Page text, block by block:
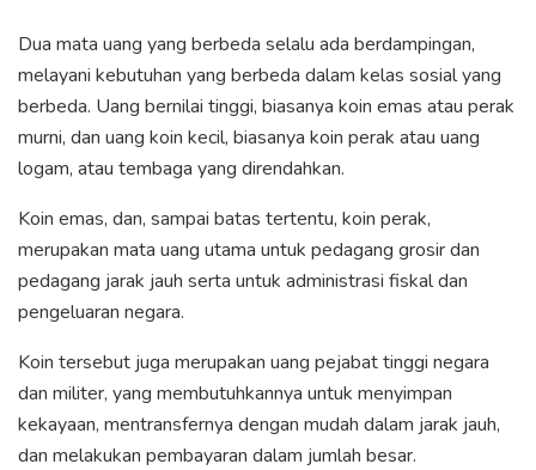
Dua mata uang yang berbeda selalu ada berdampingan,
melayani kebutuhan yang berbeda dalam kelas sosial yang
berbeda. Uang bernilai tinggi, biasanya koin emas atau perak
murni, dan uang koin kecil, biasanya koin perak atau uang
logam, atau tembaga yang direndahkan.
Koin emas, dan, sampai batas tertentu, koin perak,
merupakan mata uang utama untuk pedagang grosir dan
pedagang jarak jauh serta untuk administrasi fiskal dan
pengeluaran negara.
Koin tersebut juga merupakan uang pejabat tinggi negara
dan militer, yang membutuhkannya untuk menyimpan
kekayaan, mentransfernya dengan mudah dalam jarak jauh,
dan melakukan pembayaran dalam jumlah besar.